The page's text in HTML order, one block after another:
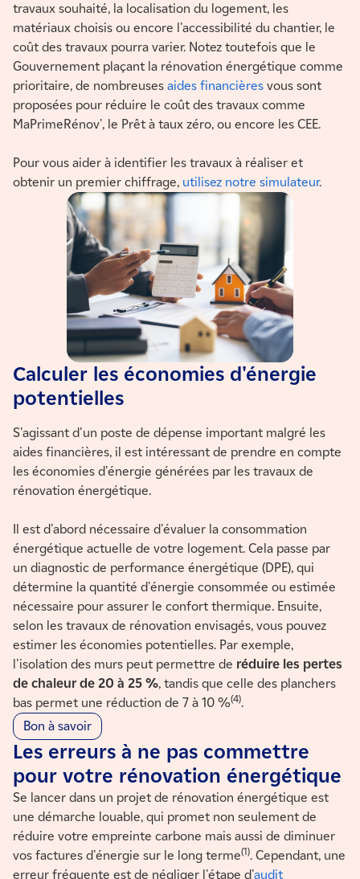
travaux souhaité, la localisation du logement, les
matériaux choisis ou encore l'accessibilité du chantier, le
coût des travaux pourra varier. Notez toutefois que le
Gouvernement plaçant la rénovation énergétique comme
prioritaire, de nombreuses aides financières vous sont
proposées pour réduire le coût des travaux comme
MaPrimeRénov', le Prêt à taux zéro, ou encore les CEE.
Pour vous aider à identifier les travaux à réaliser et
obtenir un premier chiffrage, utilisez notre simulateur.
Calculer les économies d'énergie
potentielles
S'agissant d'un poste de dépense important malgré les
aides financières, il est intéressant de prendre en compte
les économies d'énergie générées par les travaux de
rénovation énergétique.
Il est d'abord nécessaire d'évaluer la consommation
énergétique actuelle de votre logement. Cela passe par
un diagnostic de performance énergétique (DPE), qui
détermine la quantité d'énergie consommée ou estimée
nécessaire pour assurer le confort thermique. Ensuite,
selon les travaux de rénovation envisagés, vous pouvez
estimer les économies potentielles. Par exemple,
l'isolation des murs peut permettre de réduire les pertes
de chaleur de 20 à 25 %, tandis que celle des planchers
bas permet une réduction de 7 à 10 %(4).
Bon à savoir
Les erreurs à ne pas commettre
pour votre rénovation énergétique
Se lancer dans un projet de rénovation énergétique est
une démarche louable, qui promet non seulement de
réduire votre empreinte carbone mais aussi de diminuer
vos factures d'énergie sur le long terme(1). Cependant, une
erreur fréquente est de négliger l'étape d'audit